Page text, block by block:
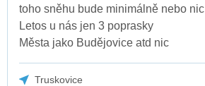
toho sněhu bude minimálně nebo nic
Letos u nás jen 3 poprasky
Města jako Budějovice atd nic
Truskovice